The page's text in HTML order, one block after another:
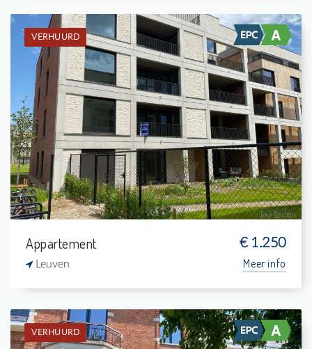
VERHUURD
Verhuurd: Appartement
1
7 m²
1
74 m²
Appartement € 1.250
Leuven Meer info
VERHUURD